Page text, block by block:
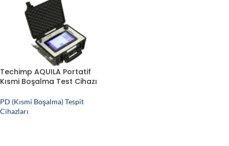
Techimp AQUILA Portatif
Kısmi Boşalma Test Cihazı
PD (Kısmi Boşalma) Tespit
Cihazları